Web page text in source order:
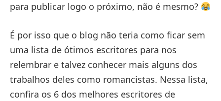
para publicar logo o próximo, não é mesmo?
É por isso que o blog não teria como ficar sem
uma lista de ótimos escritores para nos
relembrar e talvez conhecer mais alguns dos
trabalhos deles como romancistas. Nessa lista,
confira os 6 dos melhores escritores de